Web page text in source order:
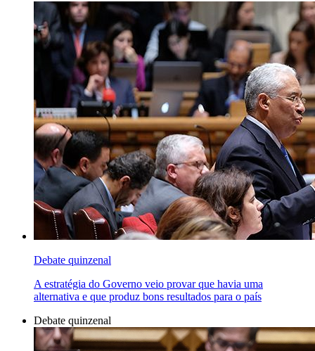
Debate quinzenal
A estratégia do Governo veio provar que havia uma
alternativa e que produz bons resultados para o país
Debate quinzenal